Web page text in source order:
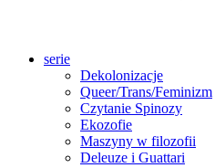
serie
Dekolonizacje
Queer/Trans/Feminizm
Czytanie Spinozy
Ekozofie
Maszyny w filozofii
Deleuze i Guattari